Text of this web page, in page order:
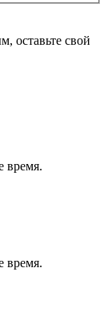
оставьте свой
время.
время.